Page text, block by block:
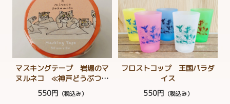
マスキングテープ 岩場のマ
ヌルネコ ≪神戸どうぶつ王
国 × minaco sakamoto≫ 野
生への扉
550円 （税込み）
フロストコップ 王国パラダ
イス
550円 （税込み）